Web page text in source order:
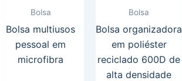
Bolsa
Bolsa multiusos
pessoal em
microfibra
Bolsa
Bolsa organizadora
em poliéster
reciclado 600D de
alta densidade